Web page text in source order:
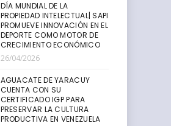
DÍA MUNDIAL DE LA
PROPIEDAD INTELECTUAL| SAPI
PROMUEVE INNOVACIÓN EN EL
DEPORTE COMO MOTOR DE
CRECIMIENTO ECONÓMICO
26/04/2026
AGUACATE DE YARACUY
CUENTA CON SU
CERTIFICADO IGP PARA
PRESERVAR LA CULTURA
PRODUCTIVA EN VENEZUELA